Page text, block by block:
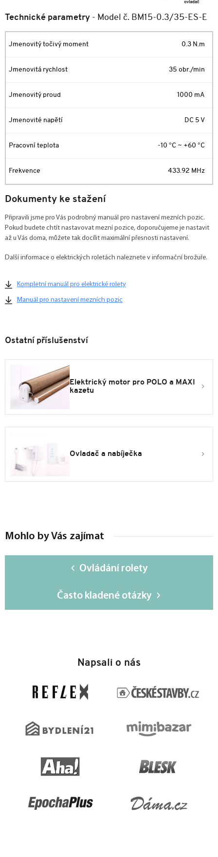
Technické parametry - Model č. BM15-0.3/35-ES-E
0.3 N.m
35 obr./min
1000 mA
DC 5 V
-10 °C ~ +60 °C
433.92 MHz
Dokumenty ke stažení
Připravili jsme pro Vás podrobný manuál pro nastavení mezních pozic.
Pokud budete chtít nastavovat mezní pozice, doporučujeme je nastavit
až u Vás doma, můžete tak docílit maximální přesnosti nastavení.
Další informace o elektrických roletách naleznete v informační brožuře.
Kompletní manuál pro elektrické rolety
Manuál pro nastavení mezních pozic
Ostatní příslušenství
Elektrický motor pro POLO a MAXI
kazetu
Ovladač a nabíječka
Mohlo by Vás zajímat
Ovládání rolety
Často kladené otázky
Napsali o nás